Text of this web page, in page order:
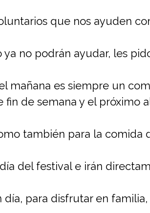
que nos ayuden
no podrán ayudar, les
mañana es siempre un
de semana y el próximo
también para la comida
del festival e irán
día, para disfrutar en